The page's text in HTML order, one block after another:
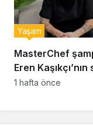
MasterChef
Eren Kaşıkçı’nın
anlarındaki
Yaşam
1 hafta önce